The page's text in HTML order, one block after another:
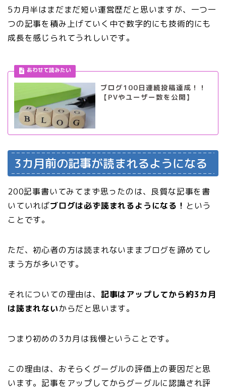
5カ月半はまだまだ短い運営歴だと思いますが、一つ一
つの記事を積み上げていく中で数字的にも技術的にも
成長を感じられてうれしいです。
ブログ100日連続投稿達成！！
【PVやユーザー数を公開】
3カ月前の記事が読まれるようになる
200記事書いてみてまず思ったのは、良質な記事を書
いていればブログは必ず読まれるようになる！ という
ことです。
ただ、初心者の方は読まれないままブログを諦めてし
まう方が多いです。
それについての理由は、 記事はアップしてから約3カ月
は読まれないからだと思います。
つまり初めの3カ月は我慢ということです。
この理由は、おそらくグーグルの評価上の要因だと思
います。記事をアップしてからグーグルに認識され評